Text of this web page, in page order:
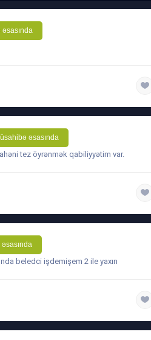
əsasında
tez öyrənmək qabiliyyətim var.
beledci işdemişem 2 ile yaxın